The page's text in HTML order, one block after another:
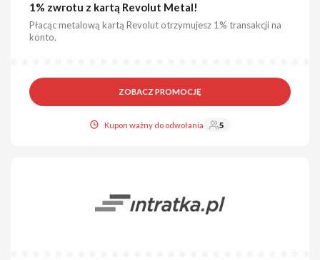
1% zwrotu z kartą Revolut Metal!
Płacąc metalową kartą Revolut otrzymujesz 1% transakcji na
konto.
ZOBACZ PROMOCJĘ
Kupon ważny do odwołania 5